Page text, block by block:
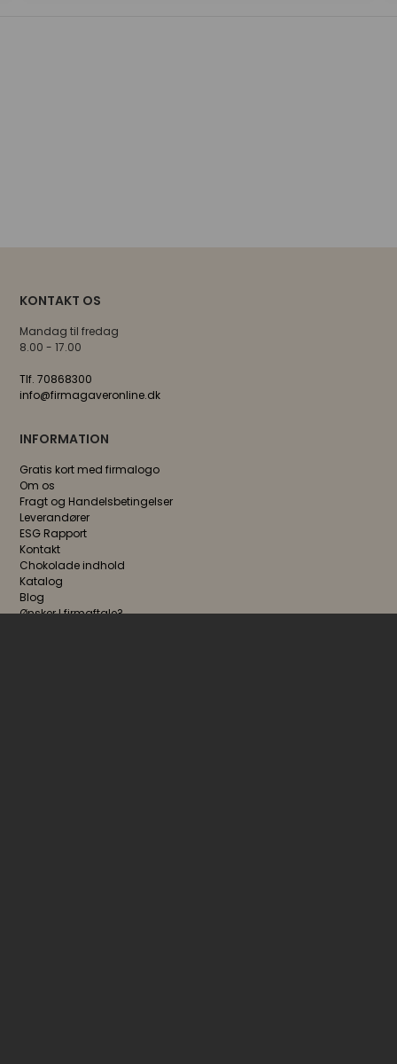
KONTAKT OS
Mandag til fredag
8.00 - 17.00
Tlf. 70868300
info@firmagaveronline.dk
INFORMATION
Gratis kort med firmalogo
Om os
Fragt og Handelsbetingelser
Leverandører
ESG Rapport
Kontakt
Chokolade indhold
Katalog
Blog
Ønsker I firmaftale?